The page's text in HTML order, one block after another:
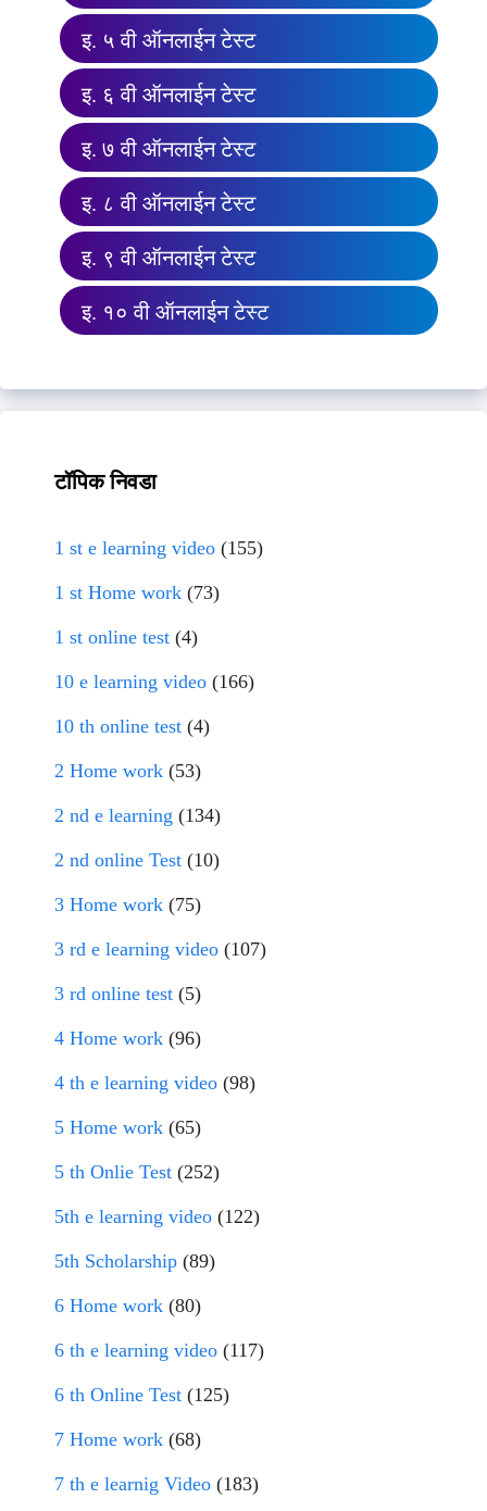
इ. ५ वी ऑनलाईन टेस्ट
इ. ६ वी ऑनलाईन टेस्ट
इ. ७ वी ऑनलाईन टेस्ट
इ. ८ वी ऑनलाईन टेस्ट
इ. ९ वी ऑनलाईन टेस्ट
इ. १० वी ऑनलाईन टेस्ट
टॉपिक निवडा
1 st e learning video (155)
1 st Home work (73)
1 st online test (4)
10 e learning video (166)
10 th online test (4)
2 Home work (53)
2 nd e learning (134)
2 nd online Test (10)
3 Home work (75)
3 rd e learning video (107)
3 rd online test (5)
4 Home work (96)
4 th e learning video (98)
5 Home work (65)
5 th Onlie Test (252)
5th e learning video (122)
5th Scholarship (89)
6 Home work (80)
6 th e learning video (117)
6 th Online Test (125)
7 Home work (68)
7 th e learnig Video (183)